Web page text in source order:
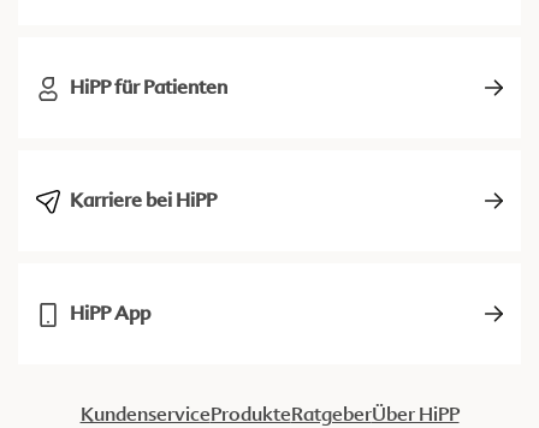
HiPP für Patienten
Karriere bei HiPP
HiPP App
KundenserviceProdukteRatgeberÜber HiPP